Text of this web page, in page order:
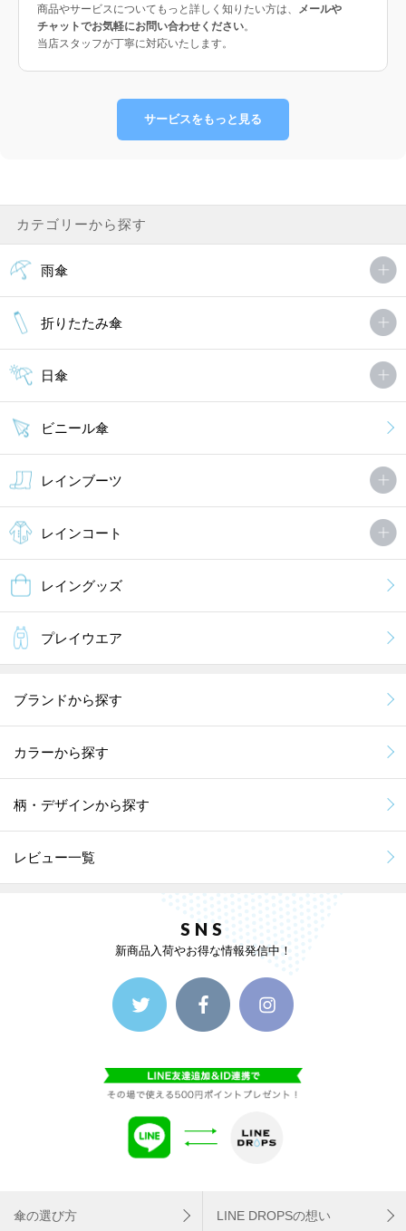
商品やサービスについてもっと詳しく知りたい方は、 メールや
チャットでお気軽にお問い合わせください。
当店スタッフが丁寧に対応いたします。
サービスをもっと見る
カテゴリーから探す
雨傘
折りたたみ傘
日傘
ビニール傘
レインブーツ
レインコート
レイングッズ
プレイウエア
ブランドから探す
カラーから探す
柄・デザインから探す
レビュー一覧
SNS
新商品入荷やお得な情報発信中！
傘の選び方 LINE DROPSの想い